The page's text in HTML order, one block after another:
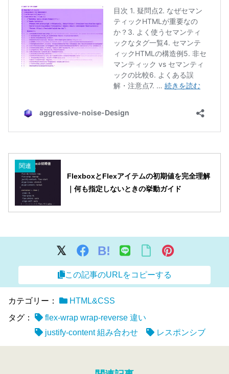
関連
FlexboxとFlexアイテムの初期値を完全理解
｜何も指定しないときの挙動ガイド
B!
この記事のURLをコピーする
カテゴリー：
HTML&CSS
タグ：
flex-wrap wrap-reverse 違い
justify-content 組み合わせ
レスポンシブ